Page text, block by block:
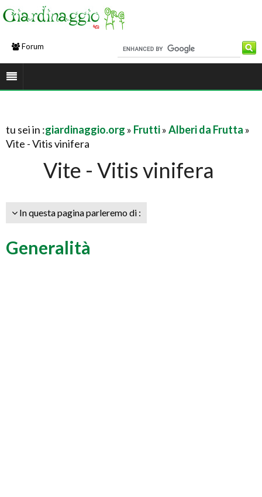
Forum
tu sei in :giardinaggio.org » Frutti»Alberi da Frutta »
Vite - Vitis vinifera
Vite - Vitis vinifera
In questa pagina parleremo di :
Generalità